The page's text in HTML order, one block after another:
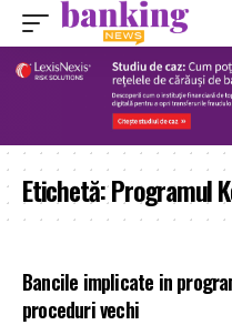
Etichetă:Programul
Bancile implicate in
proceduri vechi